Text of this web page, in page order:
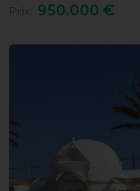
Prix: 950.000 €